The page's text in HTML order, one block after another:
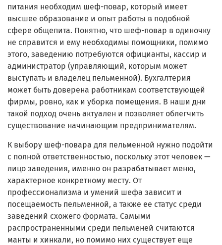
питания необходим шеф-повар, который имеет
высшее образование и опыт работы в подобной
сфере общепита. Понятно, что шеф-повар в одиночку
не справится и ему необходимы помощники, помимо
этого, заведению потребуются официанты, кассир и
администратор (управляющий, которым может
выступать и владелец пельменной). Бухгалтерия
может быть доверена работникам соответствующей
фирмы, ровно, как и уборка помещения. В наши дни
такой подход очень актуален и позволяет облегчить
существование начинающим предпринимателям.
К выбору шеф-повара для пельменной нужно подойти
с полной ответственностью, поскольку этот человек —
лицо заведения, именно он разрабатывает меню,
характерное конкретному месту. От
профессионализма и умений шефа зависит и
посещаемость пельменной, а также ее статус среди
заведений схожего формата. Самыми
распространенными среди пельменей считаются
манты и хинкали, но помимо них существует еще